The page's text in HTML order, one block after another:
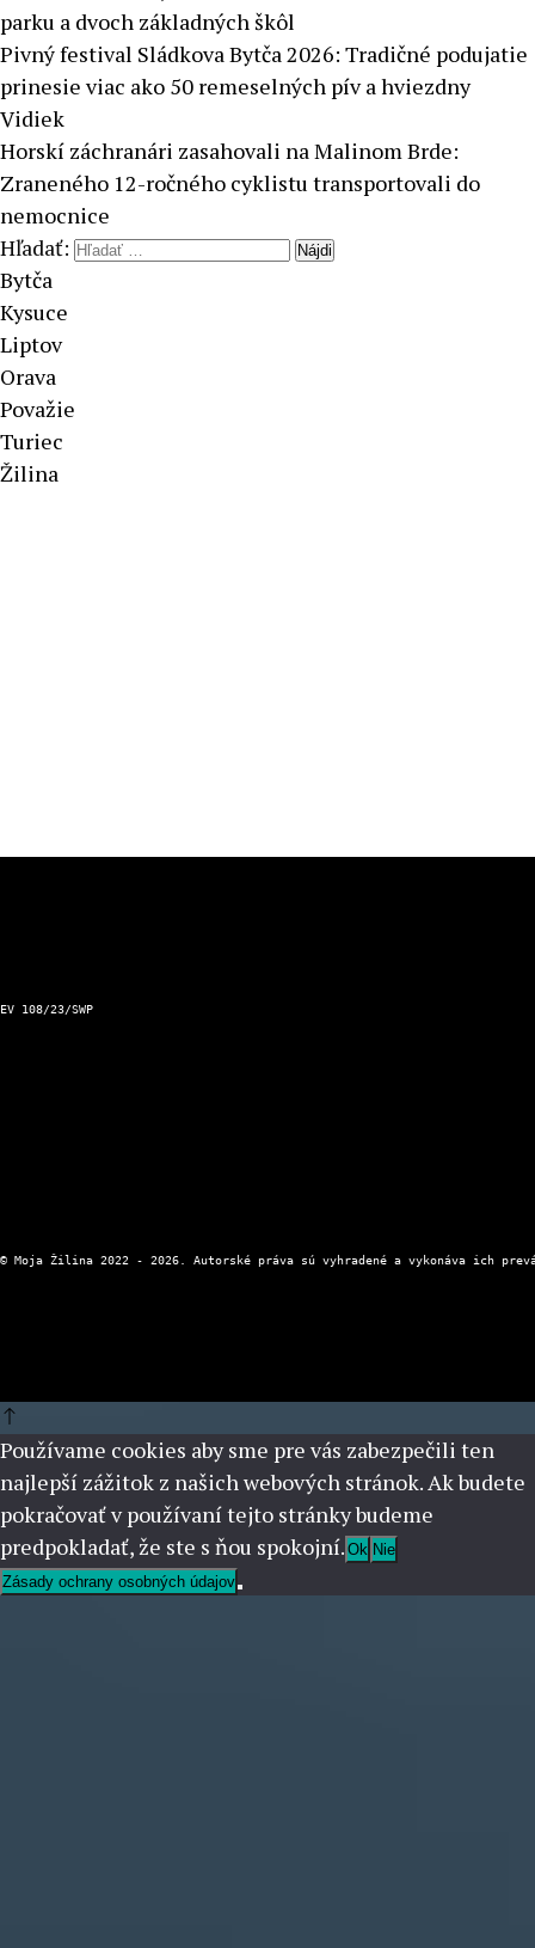
parku a dvoch základných škôl
Pivný festival Sládkova Bytča 2026: Tradičné podujatie
prinesie viac ako 50 remeselných pív a hviezdny
Vidiek
Horskí záchranári zasahovali na Malinom Brde:
Zraneného 12-ročného cyklistu transportovali do
nemocnice
Hľadať:
Bytča
Kysuce
Liptov
Orava
Považie
Turiec
Žilina
EV 108/23/SWP
Používame cookies aby sme pre vás zabezpečili ten
najlepší zážitok z našich webových stránok. Ak budete
pokračovať v používaní tejto stránky budeme
predpokladať, že ste s ňou spokojní. Ok Nie
Zásady ochrany osobných údajov